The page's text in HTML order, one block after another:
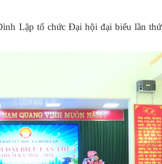
Lập tổ chức Đại hội đại biểu lần